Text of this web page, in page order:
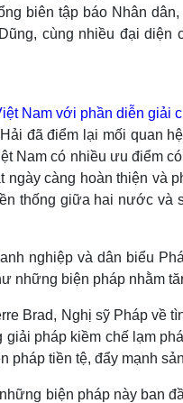
biên tập báo Nhân
cùng nhiều đại diện
Nam với phần diễn
đã điểm lại mối quan
Nam có nhiều ưu điểm
ngày càng hoàn thiện
thống giữa hai nước
nghiệp và dân biểu
những biện pháp nhằm
Brad, Nghị sỹ Pháp về
pháp kiềm chế lạm
pháp tiền tệ, đẩy mạnh
biện pháp này ban